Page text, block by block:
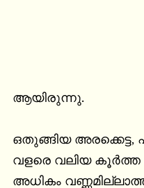
ആയിരുന്നു.
ഒതുങ്ങിയ അരക്കെട്ട,
വളരെ വലിയ
അധികം